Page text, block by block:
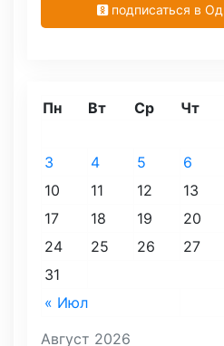
подписаться в
Август 2026
Пн Вт Ср Чт
« Июл
3
4 5 6
10
11 12 13
17
18 19 20
24
25 26 27
31